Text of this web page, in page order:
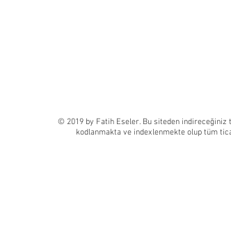
© 2019 by Fatih Eseler. Bu siteden
kodlanmakta ve indexlenmekte olup tüm